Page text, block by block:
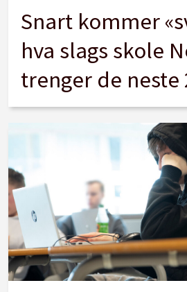
Snart kommer
hva slags skole
trenger de neste